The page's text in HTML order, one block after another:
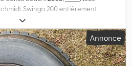
Swingo 200 entièrement
VM 560/9 avec 62 KW, système à 2
siège passager, marche arrière
du bac à déchets de 2 m³, nouveau
nouvelle brosse, pneus Kumho
un moteur il y a environ 2 ans. Heures
Annonce